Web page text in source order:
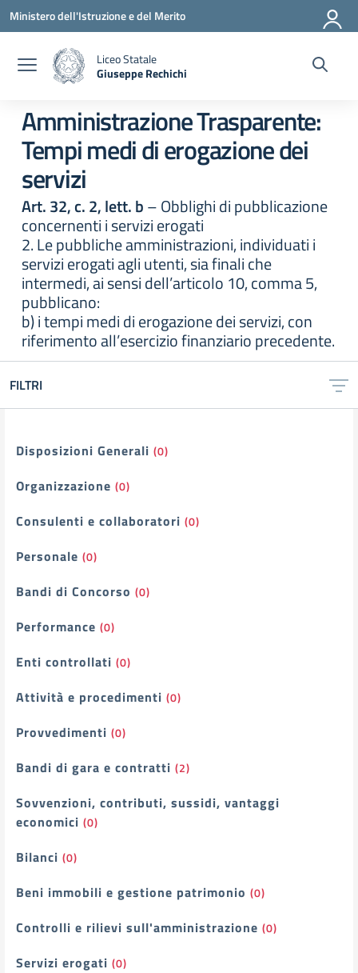
Vai ai contenuti
Vai al menu di navigazione
Vai al footer
Ministero dell'Istruzione e del Merito
Liceo Statale
Giuseppe Rechichi
Amministrazione Trasparente:
Tempi medi di erogazione dei
servizi
Art. 32, c. 2, lett. b– Obblighi di pubblicazione
concernenti i servizi erogati
2. Le pubbliche amministrazioni, individuati i
servizi erogati agli utenti, sia finali che
intermedi, ai sensi dell’articolo 10, comma 5,
pubblicano:
b) i tempi medi di erogazione dei servizi, con
riferimento all’esercizio finanziario precedente.
FILTRI
Filtri
Disposizioni Generali (0)
Organizzazione (0)
Consulenti e collaboratori (0)
Personale (0)
Bandi di Concorso (0)
Performance (0)
Enti controllati (0)
Attività e procedimenti (0)
Provvedimenti (0)
Bandi di gara e contratti (2)
Sovvenzioni, contributi, sussidi, vantaggi
economici (0)
Bilanci (0)
Beni immobili e gestione patrimonio (0)
Controlli e rilievi sull'amministrazione (0)
Servizi erogati (0)